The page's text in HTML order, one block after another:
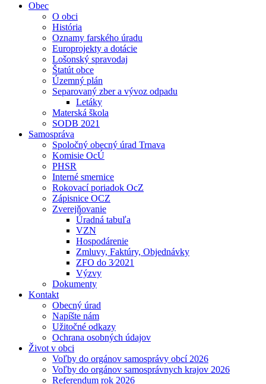
Obec
O obci
História
Oznamy farského úradu
Europrojekty a dotácie
Lošonský spravodaj
Štatút obce
Územný plán
Separovaný zber a vývoz odpadu
Letáky
Materská škola
SODB 2021
Samospráva
Spoločný obecný úrad Trnava
Komisie OcÚ
PHSR
Interné smernice
Rokovací poriadok OcZ
Zápisnice OCZ
Zverejňovanie
Úradná tabuľa
VZN
Hospodárenie
Zmluvy, Faktúry, Objednávky
ZFO do 3⁄2021
Výzvy
Dokumenty
Kontakt
Obecný úrad
Napíšte nám
Užitočné odkazy
Ochrana osobných údajov
Život v obci
Voľby do orgánov samosprávy obcí 2026
Voľby do orgánov samosprávnych krajov 2026
Referendum rok 2026